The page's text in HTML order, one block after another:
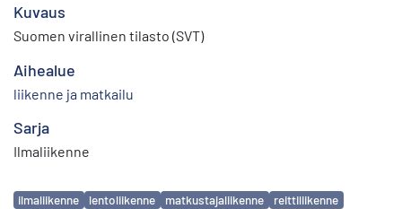
Kuvaus
Suomen virallinen tilasto (SVT)
Aihealue
liikenne ja matkailu
Sarja
Ilmaliikenne
Avainsanat
ilmaliikenne lentoliikenne matkustajaliikenne
reittiliikenne